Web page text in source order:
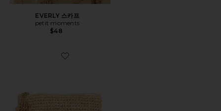
EVERLY 스카프
petit moments
$48
Favorite ALEGRE 클러치백